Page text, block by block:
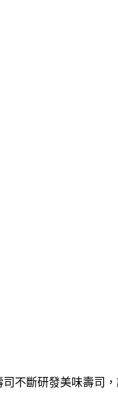
不斷研發美味壽司